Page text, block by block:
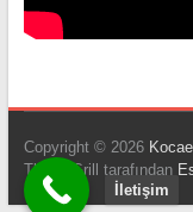
Copyright © 2026
ThemeGrill tarafından
İletişim